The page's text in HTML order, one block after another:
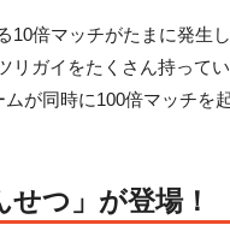
10倍マッチがたまに発生
リガイをたくさん持って
が同時に100倍マッチを
つ」が登場！